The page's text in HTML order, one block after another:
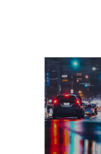
YouTube
会社情報